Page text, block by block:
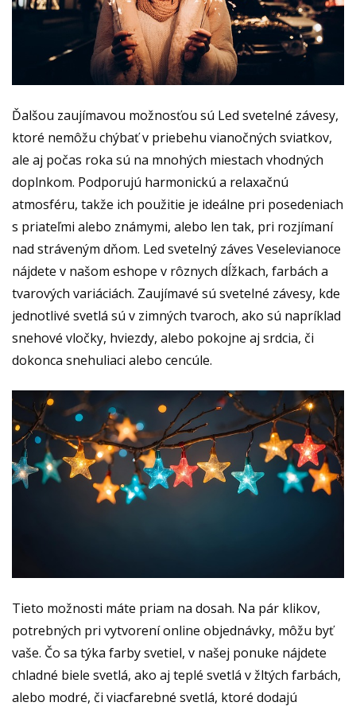
Ďalšou zaujímavou možnosťou sú Led svetelné závesy,
ktoré nemôžu chýbať v priebehu vianočných sviatkov,
ale aj počas roka sú na mnohých miestach vhodných
doplnkom. Podporujú harmonickú a relaxačnú
atmosféru, takže ich použitie je ideálne pri posedeniach
s priateľmi alebo známymi, alebo len tak, pri rozjímaní
nad stráveným dňom. Led svetelný záves Veselevianoce
nájdete v našom eshope v rôznych dĺžkach, farbách a
tvarových variáciách. Zaujímavé sú svetelné závesy, kde
jednotlivé svetlá sú v zimných tvaroch, ako sú napríklad
snehové vločky, hviezdy, alebo pokojne aj srdcia, či
dokonca snehuliaci alebo cencúle.
Tieto možnosti máte priam na dosah. Na pár klikov,
potrebných pri vytvorení online objednávky, môžu byť
vaše. Čo sa týka farby svetiel, v našej ponuke nájdete
chladné biele svetlá, ako aj teplé svetlá v žltých farbách,
alebo modré, či viacfarebné svetlá, ktoré dodajú